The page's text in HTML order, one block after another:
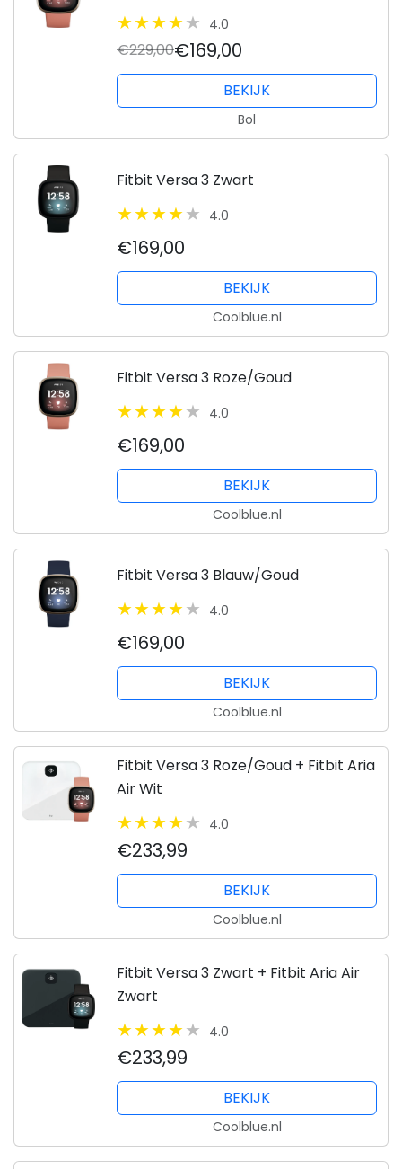
4.0
€229,00€169,00
BEKIJK
Bol
Fitbit Versa 3 Zwart
4.0
€169,00
BEKIJK
Coolblue.nl
Fitbit Versa 3 Roze/Goud
4.0
€169,00
BEKIJK
Coolblue.nl
Fitbit Versa 3 Blauw/Goud
4.0
€169,00
BEKIJK
Coolblue.nl
Fitbit Versa 3 Roze/Goud + Fitbit Aria
Air Wit
4.0
€233,99
BEKIJK
Coolblue.nl
Fitbit Versa 3 Zwart + Fitbit Aria Air
Zwart
4.0
€233,99
BEKIJK
Coolblue.nl